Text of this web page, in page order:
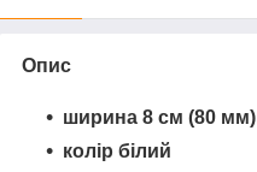
Опис
ширина 8 см (80 мм)
колір білий